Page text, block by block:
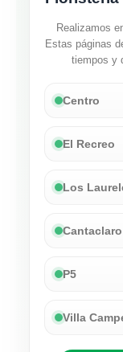
Realizamos
Estas páginas
tiempos y
Centro
El Recreo
Los
Cantaclaro
P5
Villa